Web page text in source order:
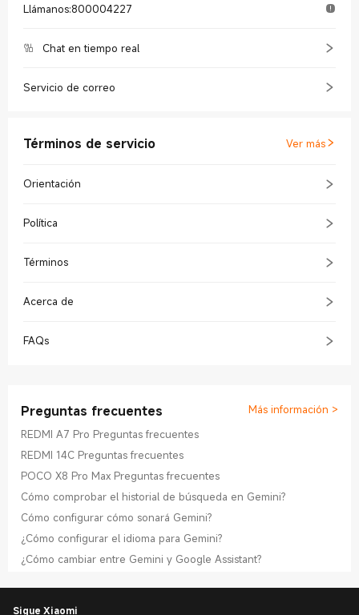
Llámanos:800004227
Chat en tiempo real
Servicio de correo
Términos de servicio Ver más
Orientación
Política
Términos
Acerca de
FAQs
Preguntas frecuentes Más información >
REDMI A7 Pro Preguntas frecuentes
REDMI 14C Preguntas frecuentes
POCO X8 Pro Max Preguntas frecuentes
Cómo comprobar el historial de búsqueda en Gemini?
Cómo configurar cómo sonará Gemini?
¿Cómo configurar el idioma para Gemini?
¿Cómo cambiar entre Gemini y Google Assistant?
Sigue Xiaomi